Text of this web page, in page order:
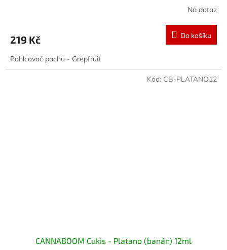
Na dotaz
219 Kč Do košíku
Pohlcovač pachu - Grepfruit
CANNABOOM Cukis - Platano (banán) 12ml
Kód: CB-PLATANO12